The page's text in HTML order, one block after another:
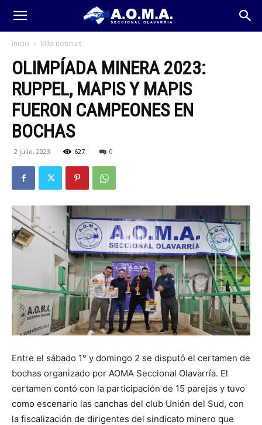
Inicio Más noticias
OLIMPÍADA MINERA 2023:
RUPPEL, MAPIS Y MAPIS
FUERON CAMPEONES EN
BOCHAS
2 julio, 2023 627 0
Entre el sábado 1° y domingo 2 se disputó el certamen de
bochas organizado por AOMA Seccional Olavarría. El
certamen contó con la participación de 15 parejas y tuvo
como escenario las canchas del club Unión del Sud, con
la fiscalización de dirigentes del sindicato minero que